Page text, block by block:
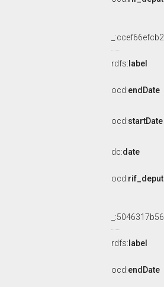
rdfs: label
ocd:endDate
ocd:startDate
dc:date
ocd:
rdfs: label
ocd:endDate